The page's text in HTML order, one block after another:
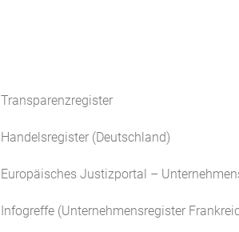
Transparenzregister
Handelsregister (Deutschland)
Europäisches Justizportal –
Infogreffe (Unternehmensregister